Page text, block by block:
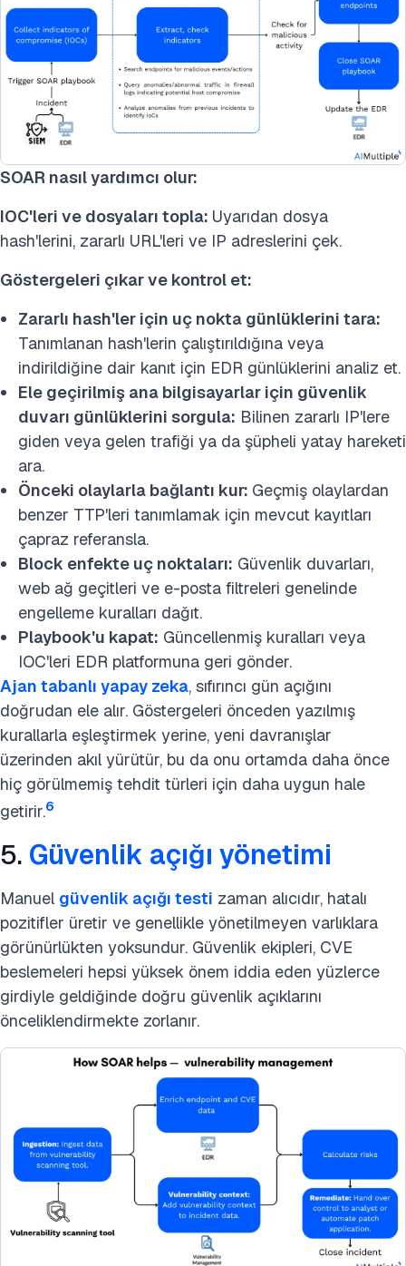
SOAR nasıl yardımcı olur:
IOC'leri ve dosyaları topla: Uyarıdan dosya
hash'lerini, zararlı URL'leri ve IP adreslerini çek.
Göstergeleri çıkar ve kontrol et:
Zararlı hash'ler için uç nokta günlüklerini tara:
Tanımlanan hash'lerin çalıştırıldığına veya
indirildiğine dair kanıt için EDR günlüklerini analiz et.
Ele geçirilmiş ana bilgisayarlar için güvenlik
duvarı günlüklerini sorgula: Bilinen zararlı IP'lere
giden veya gelen trafiği ya da şüpheli yatay hareketi
ara.
Önceki olaylarla bağlantı kur: Geçmiş olaylardan
benzer TTP'leri tanımlamak için mevcut kayıtları
çapraz referansla.
Block enfekte uç noktaları: Güvenlik duvarları,
web ağ geçitleri ve e-posta filtreleri genelinde
engelleme kuralları dağıt.
Playbook'u kapat: Güncellenmiş kuralları veya
IOC'leri EDR platformuna geri gönder.
Ajan tabanlı yapay zeka, sıfırıncı gün açığını
doğrudan ele alır. Göstergeleri önceden yazılmış
kurallarla eşleştirmek yerine, yeni davranışlar
üzerinden akıl yürütür, bu da onu ortamda daha önce
hiç görülmemiş tehdit türleri için daha uygun hale
getirir.6
5. Güvenlik açığı yönetimi
Manuel güvenlik açığı testi zaman alıcıdır, hatalı
pozitifler üretir ve genellikle yönetilmeyen varlıklara
görünürlükten yoksundur. Güvenlik ekipleri, CVE
beslemeleri hepsi yüksek önem iddia eden yüzlerce
girdiyle geldiğinde doğru güvenlik açıklarını
önceliklendirmekte zorlanır.